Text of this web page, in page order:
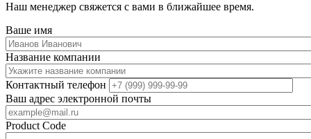
Наш менеджер свяжется с вами в ближайшее время.
Ваше имя
Название компании
Контактный телефон
Ваш адрес электронной почты
Product Code